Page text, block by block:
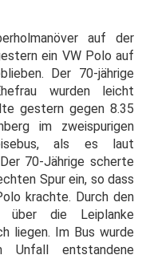
auf der
ein VW Polo auf
Der 70-jährige
wurden leicht
gestern gegen 8.35
im zweispurigen
als es laut
70-Jährige scherte
Spur ein, so dass
krachte. Durch den
die Leiplanke
liegen. Im Bus wurde
entstandene